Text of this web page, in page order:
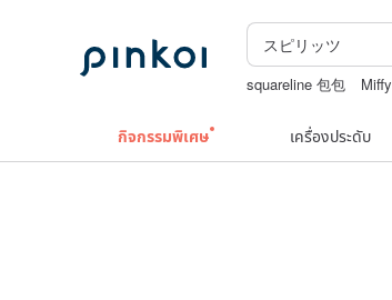
squareline 包包 Miffy
กิจกรรมพิเศษ เครื่องประดับ